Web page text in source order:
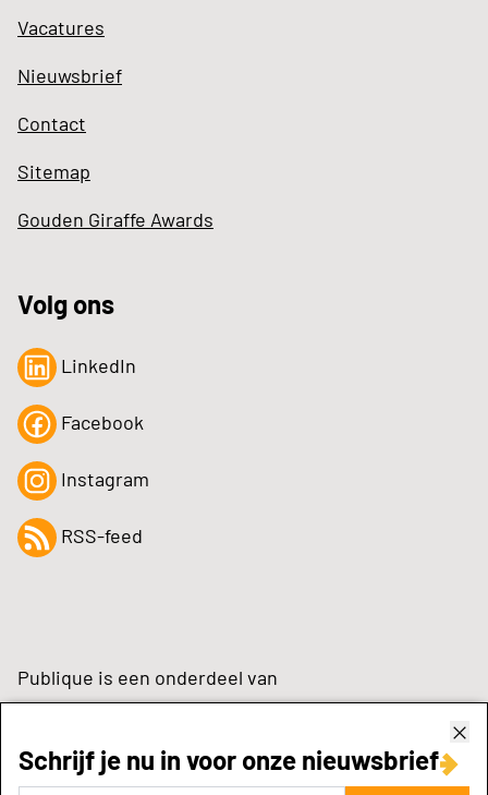
Schrijf je nu in voor onze nieuwsbrief
Vacatures
Nieuwsbrief
Contact
Sitemap
Gouden Giraffe Awards
Volg ons
LinkedIn
Facebook
Instagram
RSS-feed
Publique is een onderdeel van